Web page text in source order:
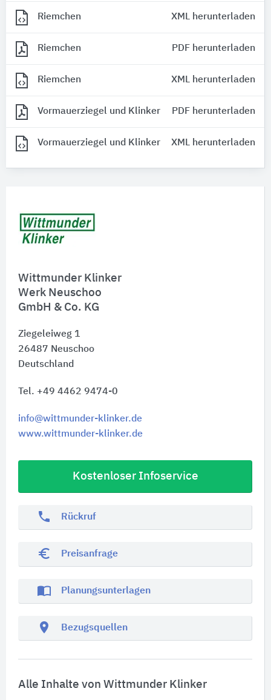
Wittmunder Klinker
Werk Neuschoo
GmbH & Co. KG
Ziegeleiweg 1
26487 Neuschoo
Deutschland
Tel. +49 4462 9474-0
info@wittmunder-klinker.de
www.wittmunder-klinker.de
Kostenloser Infoservice
phone Rückruf
euro_symbol Preisanfrage
import_contacts Planungsunterlagen
location_on Bezugsquellen
Alle Inhalte von Wittmunder Klinker
Riemchen XML herunterladen
Riemchen PDF herunterladen
Riemchen XML herunterladen
Vormauerziegel und Klinker PDF herunterladen
Vormauerziegel und Klinker XML herunterladen